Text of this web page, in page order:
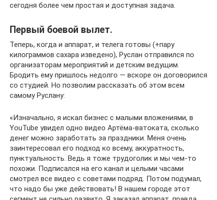
сегодня более чем простая и доступная задача.
Первый боевой вылет.
Теперь, когда и аппарат, и телега готовы (+пару
килограммов сахара изведено), Руслан отправился по
организаторам мероприятий и детским ведущим.
Бродить ему пришлось недолго — вскоре он договорился
со студией. Но позволим рассказать об этом всем
самому Руслану:
«Изначально, я искал бизнес с малыми вложениями, в
YouTube увидел одно видео Артёма-ватоката, сколько
денег можно заработать за праздники. Меня очень
заинтересовал его подход ко всему, аккуратность,
пунктуальность. Ведь я тоже трудоголик и мы чем-то
похожи. Подписался на его канал и целыми часами
смотрел все видео с советами подряд. Потом подумал,
что надо бы уже действовать! В нашем городе этот